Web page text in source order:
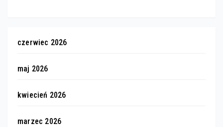
czerwiec 2026
maj 2026
kwiecień 2026
marzec 2026